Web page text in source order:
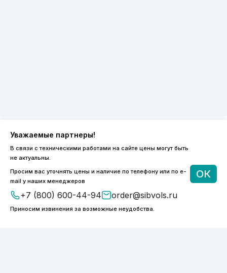
Уважаемые партнеры!
В связи с техническими работами на сайте цены могут быть
не актуальны.
Просим вас уточнять цены и наличие по телефону или по e-
mail у наших менеджеров
+7 (800) 600-44-94 order@sibvols.ru
Приносим извинения за возможные неудобства.
ОК
8 (800) 600-44-94
ПН-ПТ 9:00 - 18:00
order@sibvols.ru
О компании
Каталог
Доставка и оплата